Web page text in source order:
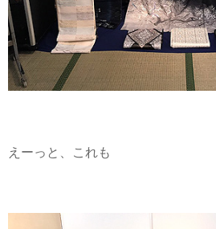
えーっと、これも